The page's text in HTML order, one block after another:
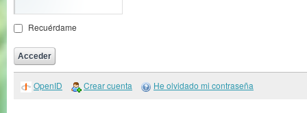
Recuérdame
OpenID Crear cuenta He olvidado mi contraseña